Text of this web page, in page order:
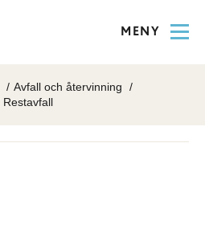
MENY
Avfall och återvinning
Restavfall